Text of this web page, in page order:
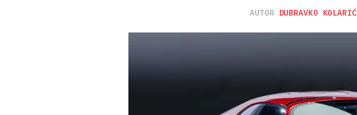
AUTOR DUBRAVKO KOLARIĆ